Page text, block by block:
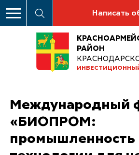
Написать
РАЙОН
Международный
«БИОПРОМ:
промышленность